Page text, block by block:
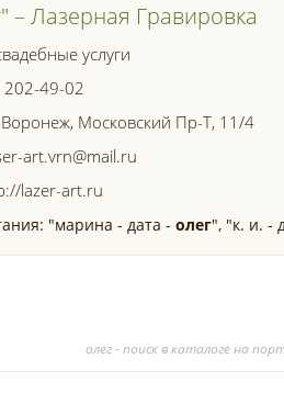
– Лазерная Гравировка
услуги
202-49-02
Московский Пр-Т, 11/4
art.vrn@mail.ru
lazer-art.ru
"марина - дата -олег", "к. и. -
олег - поиск в каталоге на